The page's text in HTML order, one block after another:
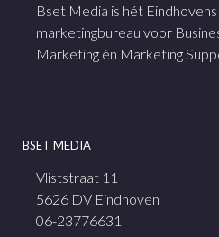
Bset Media is hét
marketingbureau voor
Marketing én Marketing
BSET MEDIA
Vliststraat 11
5626 DV Eindhoven
06-23776631